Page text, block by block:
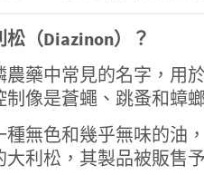
（Diazinon）？
農藥中常見的名字，用
像是蒼蠅、跳蚤和蟑
無色和幾乎無味的油
利松，其製品被販售